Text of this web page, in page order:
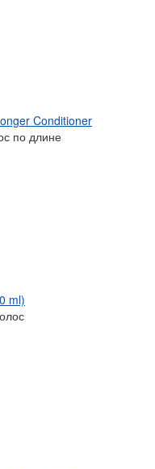
Conditioner
по длине
ml)